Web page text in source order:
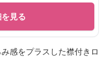
見る
感をプラスした襟付きロ